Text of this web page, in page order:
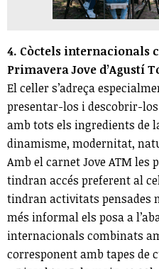
4. Còctels internacionals
Primavera Jove d’Agustí
El celler s’adreça
presentar-los i descobrir-
amb tots els ingredients de
dinamisme, modernitat,
Amb el carnet Jove ATM les
tindran accés preferent al
tindran activitats pensades
més informal els posa a
internacionals combinats
corresponent amb tapes de